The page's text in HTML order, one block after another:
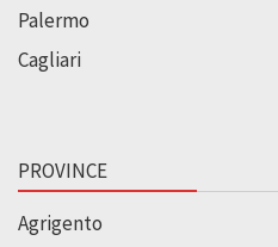
Palermo
Cagliari
PROVINCE
Agrigento